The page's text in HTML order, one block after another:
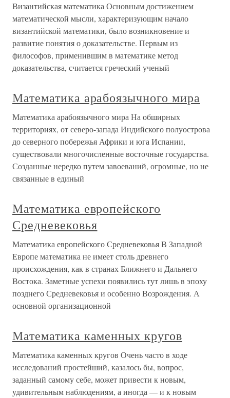
Византийская математика Основным достижением
математической мысли, характеризующим начало
византийской математики, было возникновение и
развитие понятия о доказательстве. Первым из
философов, применившим в математике метод
доказательства, считается греческий ученый
Математика арабоязычного мира
Математика арабоязычного мира На обширных
территориях, от северо-запада Индийского полуострова
до северного побережья Африки и юга Испании,
существовали многочисленные восточные государства.
Созданные нередко путем завоеваний, огромные, но не
связанные в единый
Математика европейского
Средневековья
Математика европейского Средневековья В Западной
Европе математика не имеет столь древнего
происхождения, как в странах Ближнего и Дальнего
Востока. Заметные успехи появились тут лишь в эпоху
позднего Средневековья и особенно Возрождения. А
основной организационной
Математика каменных кругов
Математика каменных кругов Очень часто в ходе
исследований простейший, казалось бы, вопрос,
заданный самому себе, может привести к новым,
удивительным наблюдениям, а иногда — и к новым